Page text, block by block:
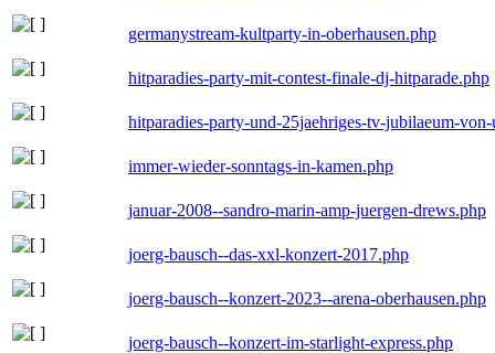
germanystream-kultparty-in-oberhausen.php
hitparadies-party-mit-contest-finale-dj-hitparade.php
hitparadies-party-und-25jaehriges-tv-jubilaeum-
immer-wieder-sonntags-in-kamen.php
januar-2008--sandro-marin-amp-juergen-drews.php
joerg-bausch--das-xxl-konzert-2017.php
joerg-bausch--konzert-2023--arena-oberhausen.php
joerg-bausch--konzert-im-starlight-express.php